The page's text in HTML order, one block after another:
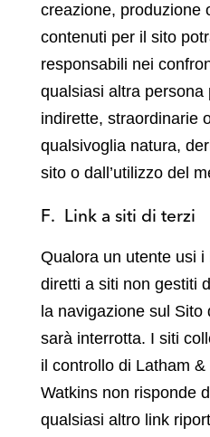
creazione, produzione
contenuti per il sito
responsabili nei
qualsiasi altra persona
indirette, straordinarie
qualsivoglia natura,
sito o dall’utilizzo del
F. Link a siti di terzi
Qualora un utente usi
diretti a siti non gestiti
la navigazione sul
sarà interrotta. I siti
il controllo di Latham
Watkins non risponde
qualsiasi altro link